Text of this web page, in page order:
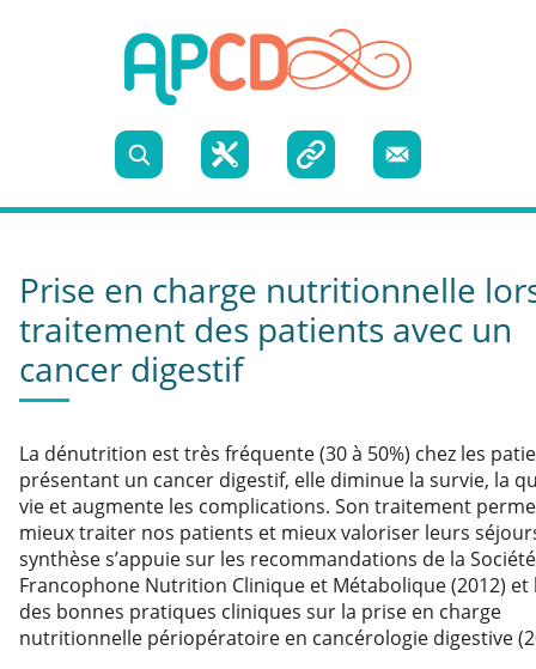
outils
Prise en charge nutritionnelle
traitement des patients avec un
cancer digestif
La dénutrition est très fréquente (30 à 50%) chez les
présentant un cancer digestif, elle diminue la survie, la
vie et augmente les complications. Son traitement
mieux traiter nos patients et mieux valoriser leurs
synthèse s’appuie sur les recommandations de la Société
Francophone Nutrition Clinique et Métabolique (2012) et
des bonnes pratiques cliniques sur la prise en charge
nutritionnelle périopératoire en cancérologie digestive